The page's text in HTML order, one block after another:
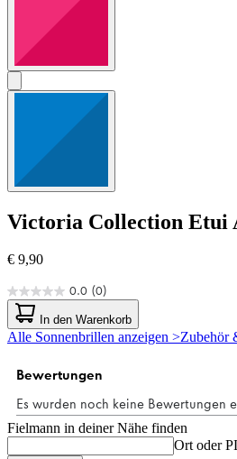
Victoria Collection Etui
€ 9,90
0.0 (0)
0.0
von
5
Sternen.
In den Warenkorb
Alle Sonnenbrillen anzeigen >Zubehör
Fielmann in deiner Nähe finden
Ort oder